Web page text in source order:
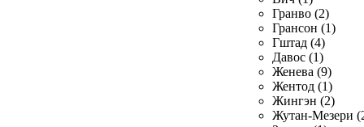
Гранво (2)
Грансон (1)
Гштад (4)
Давос (1)
Женева (9)
Жентод (1)
Жингэн (2)
Жутан-Мезери